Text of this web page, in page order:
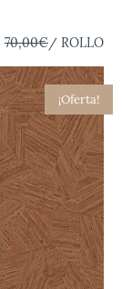
70,00€/ ROLLO
¡Oferta!